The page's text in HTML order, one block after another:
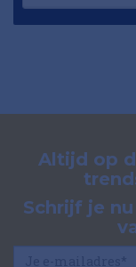
Altijd op
Schrijf je